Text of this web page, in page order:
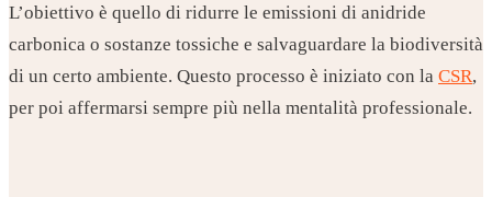
L’obiettivo è quello di ridurre le emissioni di anidride
carbonica o sostanze tossiche e salvaguardare la biodiversità
di un certo ambiente. Questo processo è iniziato con la CSR,
per poi affermarsi sempre più nella mentalità professionale.